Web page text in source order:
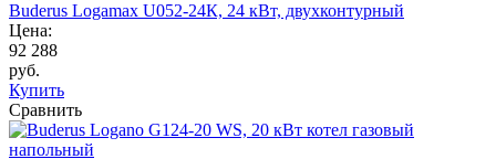
Buderus Logamax U052-24К, 24 кВт, двухконтурный
Цена:
92 288
руб.
Купить
Сравнить